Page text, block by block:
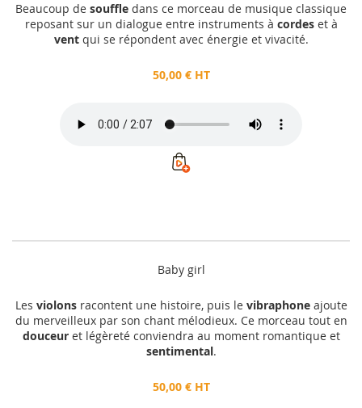
Beaucoup de souffle dans ce morceau de musique classique
reposant sur un dialogue entre instruments à cordeset à
ventqui se répondent avec énergie et vivacité.
50,00 € HT
Baby girl
Les violonsracontent une histoire, puis le vibraphoneajoute
du merveilleux par son chant mélodieux. Ce morceau tout en
douceuret légèreté conviendra au moment romantique et
sentimental.
50,00 € HT